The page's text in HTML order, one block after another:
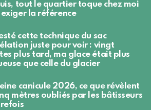
tout le quartier toque chez moi
la référence
cette technique du sac
juste pour voir : vingt
plus tard, ma glace était plus
que celle du glacier
canicule 2026, ce que révèlent
mètres oubliés par les bâtisseurs